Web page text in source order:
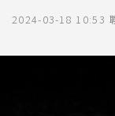
2024-03-18 10:53